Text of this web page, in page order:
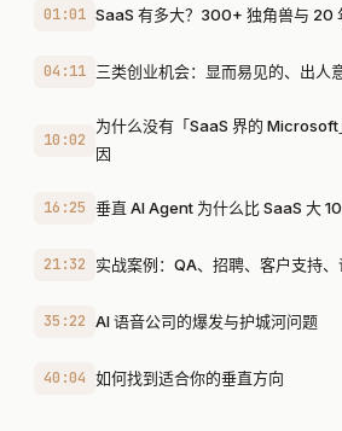
01:01 SaaS 有多大？300+ 独角兽与 20
04:11 三类创业机会：显而易见的、出人
10:02
为什么没有「SaaS 界的
因
16:25 垂直 AI Agent 为什么比 SaaS 大
21:32 实战案例：QA、招聘、客户支持、
35:22 AI 语音公司的爆发与护城河问题
40:04 如何找到适合你的垂直方向